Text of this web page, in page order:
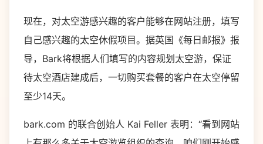
现在，对太空游感兴趣的客户能够在网站注册，填写
自己感兴趣的太空休假项目。据英国《每日邮报》报
导，Bark将根据人们填写的内容规划太空游，保证
待太空酒店建成后，一切购买套餐的客户在太空停留
至少14天。
bark.com 的联合创始人 Kai Feller 表明：“看到网站